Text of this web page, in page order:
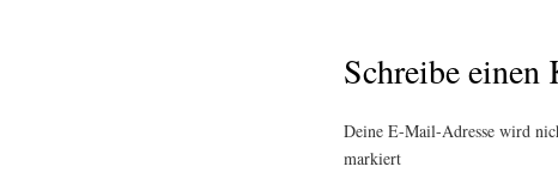
Schreibe einen
Deine E-Mail-Adresse wird
markiert